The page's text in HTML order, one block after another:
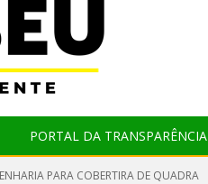
PORTAL DA TRANSPARÊNCIA
PARA COBERTIRA DE QUADRA